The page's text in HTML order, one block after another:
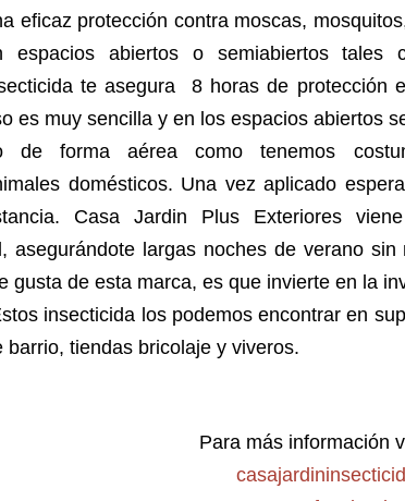
eficaz protección contra moscas,
espacios abiertos o semiabiertos tales
te asegura 8 horas de protección
es muy sencilla y en los espacios abiertos
de forma aérea como tenemos
domésticos. Una vez aplicado
Casa Jardin Plus Exteriores
asegurándote largas noches de verano
gusta de esta marca, es que invierte en la
insecticida los podemos encontrar en
barrio, tiendas bricolaje y viveros.
Para más información